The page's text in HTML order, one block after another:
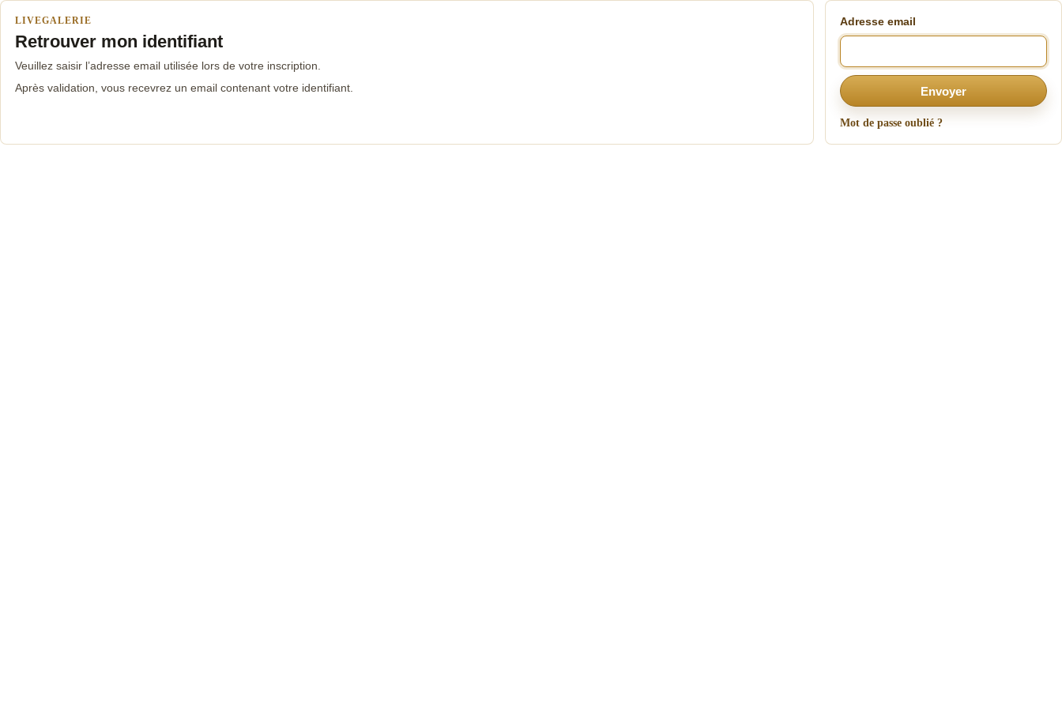
LIVEGALERIE
Retrouver mon identifiant
Veuillez saisir l’adresse email utilisée lors de votre inscription.
Après validation, vous recevrez un email contenant votre identifiant.
Adresse email
Envoyer
Mot de passe oublié ?